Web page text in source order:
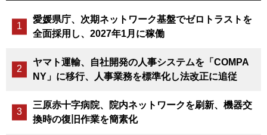
愛媛県庁、次期ネットワーク基盤でゼロトラストを
全面採用し、2027年1月に稼働
ヤマト運輸、自社開発の人事システムを「COMPA
NY」に移行、人事業務を標準化し法改正に追従
三原赤十字病院、院内ネットワークを刷新、機器交
換時の復旧作業を簡素化